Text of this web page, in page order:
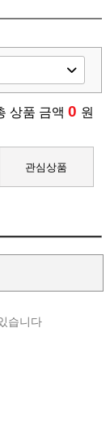
상품 금액 0 원
관심상품
습니다